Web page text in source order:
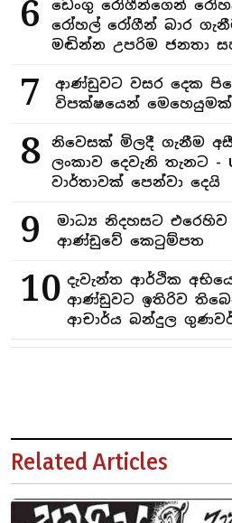
6
ඩෙංගු රෝගීන්ගෙන්
රෝහල් රෝගීන් බාර
මඬින්න උපරිම ජනතා
7
ආණ්ඩුවට වසර දෙක
විපක්ෂයෙන් මෙහෙයුමක්
8
නිවෙසක් මිලදී ගැනීම
ලංකාව දෙවැනි තැනට -
වාර්තාවක් පෙන්වා දෙයි
9
මාධ්‍ය නිදහසට
ආණ්ඩුවේ කෙටුම්පත
10 දැවැන්ත ආර්ථික
ආණ්ඩුවට ඉතිරිව
ආචාර්ය බන්දුල
Related Articles